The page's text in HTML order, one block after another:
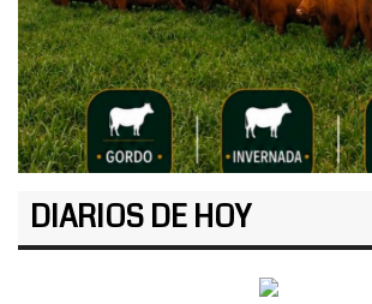
DIARIOS DE HOY